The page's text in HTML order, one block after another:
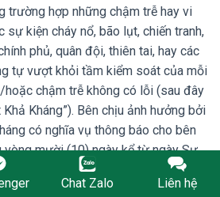
trường hợp những chậm trễ hay vi
sự kiện cháy nổ, bão lụt, chiến tranh,
phủ, quân đội, thiên tai, hay các
tự vượt khỏi tầm kiểm soát của mỗi
chậm trễ không có lỗi (sau đây
Kháng”). Bên chịu ảnh hưởng bởi
có nghĩa vụ thông báo cho bên
vòng mười (10) ngày kể từ ngày Sự
đầu tác động lên việc thực hiện hợp
Trong trường hợp việc thực hiện
Chat Zalo Liên hệ